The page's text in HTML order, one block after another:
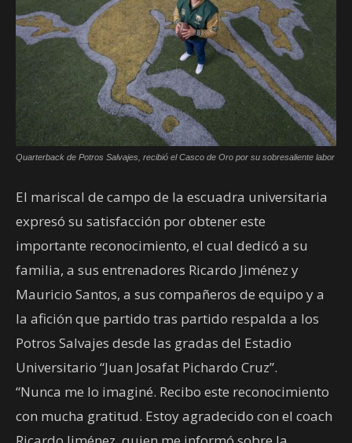
Quarterback de Potros Salvajes, recibió el Casco de Oro por su sobresaliente labor
El mariscal de campo de la escuadra universitaria
expresó su satisfacción por obtener este
importante reconocimiento, el cual dedicó a su
familia, a sus entrenadores Ricardo Jiménez y
Mauricio Santos, a sus compañeros de equipo y a
la afición que partido tras partido respalda a los
Potros Salvajes desde las gradas del Estadio
Universitario “Juan Josafat Pichardo Cruz”.
“Nunca me lo imaginé. Recibo este reconocimiento
con mucha gratitud. Estoy agradecido con el coach